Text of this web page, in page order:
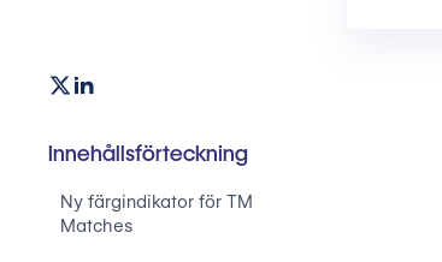
Innehållsförteckning
Ny färgindikator för TM
Matches